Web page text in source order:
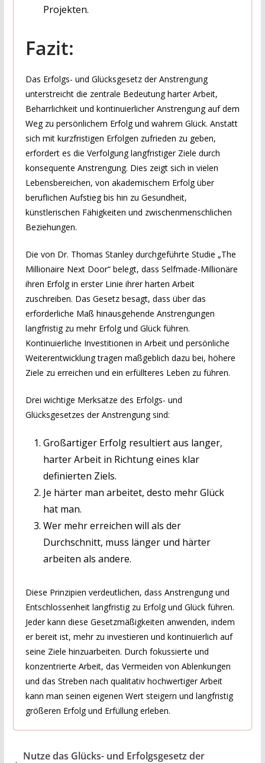
Projekten.
Fazit:
Das Erfolgs- und Glücksgesetz der Anstrengung
unterstreicht die zentrale Bedeutung harter Arbeit,
Beharrlichkeit und kontinuierlicher Anstrengung auf dem
Weg zu persönlichem Erfolg und wahrem Glück. Anstatt
sich mit kurzfristigen Erfolgen zufrieden zu geben,
erfordert es die Verfolgung langfristiger Ziele durch
konsequente Anstrengung. Dies zeigt sich in vielen
Lebensbereichen, von akademischem Erfolg über
beruflichen Aufstieg bis hin zu Gesundheit,
künstlerischen Fähigkeiten und zwischenmenschlichen
Beziehungen.
Die von Dr. Thomas Stanley durchgeführte Studie „The
Millionaire Next Door“ belegt, dass Selfmade-Millionäre
ihren Erfolg in erster Linie ihrer harten Arbeit
zuschreiben. Das Gesetz besagt, dass über das
erforderliche Maß hinausgehende Anstrengungen
langfristig zu mehr Erfolg und Glück führen.
Kontinuierliche Investitionen in Arbeit und persönliche
Weiterentwicklung tragen maßgeblich dazu bei, höhere
Ziele zu erreichen und ein erfüllteres Leben zu führen.
Drei wichtige Merksätze des Erfolgs- und
Glücksgesetzes der Anstrengung sind:
Großartiger Erfolg resultiert aus langer,
harter Arbeit in Richtung eines klar
definierten Ziels.
Je härter man arbeitet, desto mehr Glück
hat man.
Wer mehr erreichen will als der
Durchschnitt, muss länger und härter
arbeiten als andere.
Diese Prinzipien verdeutlichen, dass Anstrengung und
Entschlossenheit langfristig zu Erfolg und Glück führen.
Jeder kann diese Gesetzmäßigkeiten anwenden, indem
er bereit ist, mehr zu investieren und kontinuierlich auf
seine Ziele hinzuarbeiten. Durch fokussierte und
konzentrierte Arbeit, das Vermeiden von Ablenkungen
und das Streben nach qualitativ hochwertiger Arbeit
kann man seinen eigenen Wert steigern und langfristig
größeren Erfolg und Erfüllung erleben.
Nutze das Glücks- und Erfolgsgesetz der